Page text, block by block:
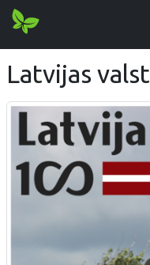
Latvijas